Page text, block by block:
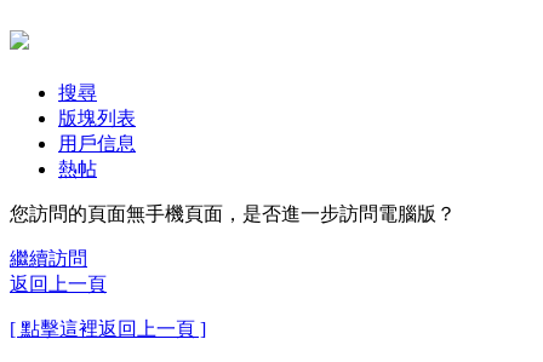
搜尋
版塊列表
用戶信息
熱帖
您訪問的頁面無手機頁面，是否進一步訪問電腦版？
繼續訪問
返回上一頁
[ 點擊這裡返回上一頁 ]